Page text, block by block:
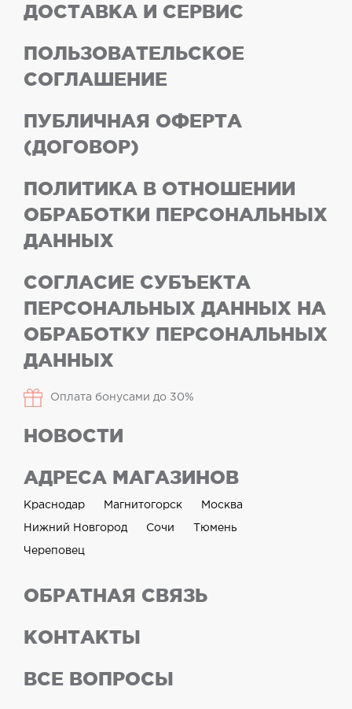
ДОСТАВКА И СЕРВИС
ПОЛЬЗОВАТЕЛЬСКОЕ
СОГЛАШЕНИЕ
ПУБЛИЧНАЯ ОФЕРТА
(ДОГОВОР)
ПОЛИТИКА В ОТНОШЕНИИ
ОБРАБОТКИ ПЕРСОНАЛЬНЫХ
ДАННЫХ
СОГЛАСИЕ СУБЪЕКТА
ПЕРСОНАЛЬНЫХ ДАННЫХ НА
ОБРАБОТКУ ПЕРСОНАЛЬНЫХ
ДАННЫХ
Оплата бонусами до 30%
НОВОСТИ
АДРЕСА МАГАЗИНОВ
Краснодар Магнитогорск Москва
Нижний Новгород Сочи Тюмень
Череповец
ОБРАТНАЯ СВЯЗЬ
КОНТАКТЫ
ВСЕ ВОПРОСЫ